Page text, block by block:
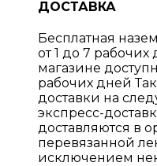
ДОСТАВКА
Бесплатная
от 1 до 7
магазине
рабочих дней
доставки на
экспресс-
доставляются в
перевязанной
исключением